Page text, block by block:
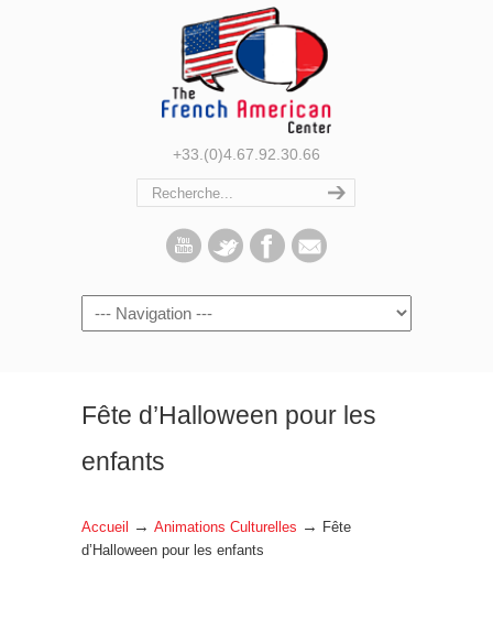
+33.(0)4.67.92.30.66
Navigation
Fête d’Halloween pour les
enfants
Accueil → Animations Culturelles →
Fête
d’Halloween pour les enfants